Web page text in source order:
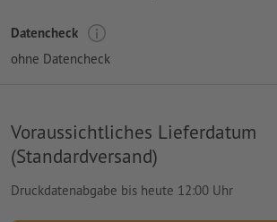
Datencheck
ohne Datencheck
Voraussichtliches Lieferdatum
(Standardversand)
Druckdatenabgabe bis heute 12:00 Uhr